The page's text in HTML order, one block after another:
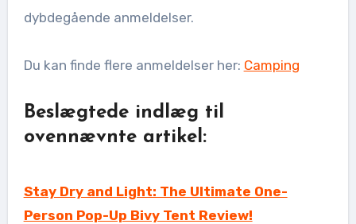
dybdegående anmeldelser.
Du kan finde flere anmeldelser her: Camping
Beslægtede indlæg til
ovennævnte artikel:
Stay Dry and Light: The Ultimate One-
Person Pop-Up Bivy Tent Review!